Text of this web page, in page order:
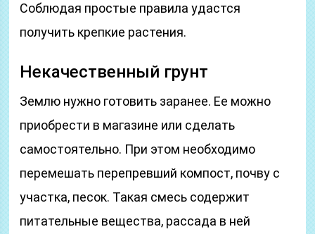
Соблюдая простые правила удастся
получить крепкие растения.
Некачественный грунт
Землю нужно готовить заранее. Ее можно
приобрести в магазине или сделать
самостоятельно. При этом необходимо
перемешать перепревший компост, почву с
участка, песок. Такая смесь содержит
питательные вещества, рассада в ней